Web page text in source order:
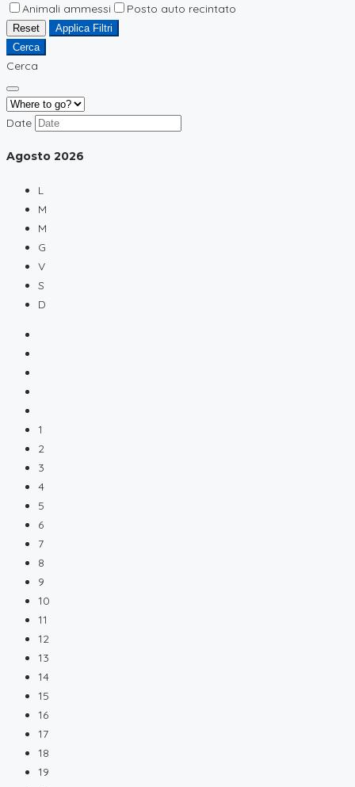
Animali ammessi
Posto auto recintato
Reset
Applica Filtri
Cerca
Cerca
Date
Agosto 2026
L
M
M
G
V
S
D
1
2
3
4
5
6
7
8
9
10
11
12
13
14
15
16
17
18
19